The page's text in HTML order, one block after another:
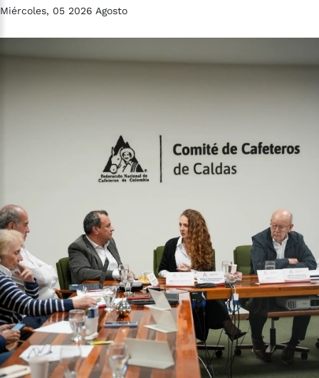
Miércoles, 05 2026 Agosto